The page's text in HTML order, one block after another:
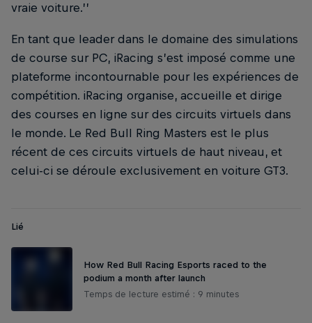
vraie voiture.’’
En tant que leader dans le domaine des simulations
de course sur PC, iRacing s’est imposé comme une
plateforme incontournable pour les expériences de
compétition. iRacing organise, accueille et dirige
des courses en ligne sur des circuits virtuels dans
le monde. Le Red Bull Ring Masters est le plus
récent de ces circuits virtuels de haut niveau, et
celui-ci se déroule exclusivement en voiture GT3.
Lié
How Red Bull Racing Esports raced to the
podium a month after launch
Temps de lecture estimé : 9 minutes